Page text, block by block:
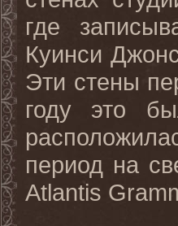
где
Куинси
Эти стены
году это
период на
Atlantis